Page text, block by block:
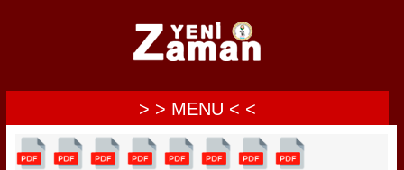
> > MENU < <